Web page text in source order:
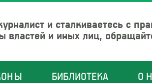
и сталкиваетесь с
властей и иных лиц,
БИБЛИОТЕКА О